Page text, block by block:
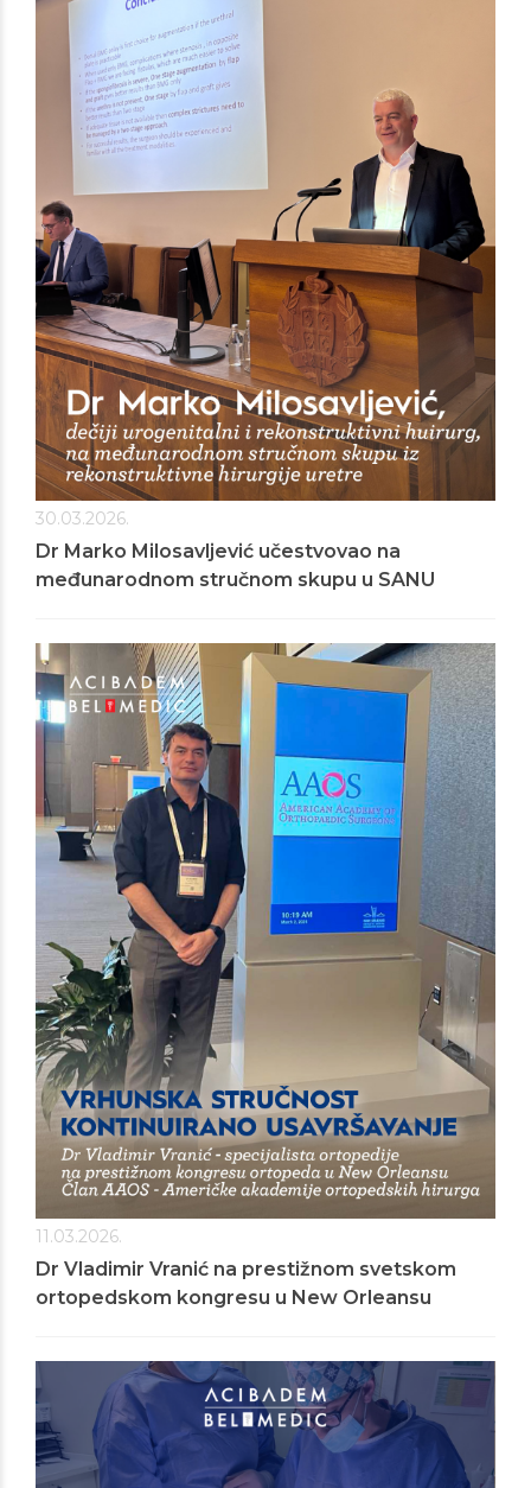
30.03.2026.
Dr Marko Milosavljević učestvovao na
međunarodnom stručnom skupu u SANU
11.03.2026.
Dr Vladimir Vranić na prestižnom svetskom
ortopedskom kongresu u New Orleansu